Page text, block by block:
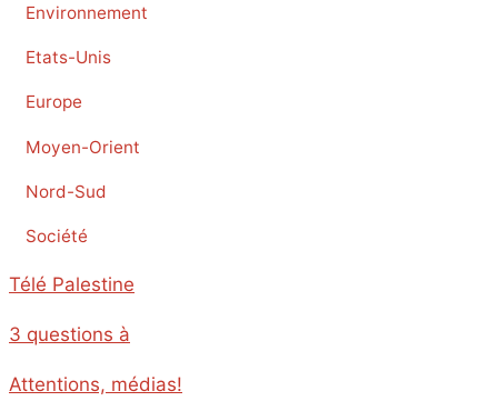
Environnement
Etats-Unis
Europe
Moyen-Orient
Nord-Sud
Société
Télé Palestine
3 questions à
Attentions, médias!